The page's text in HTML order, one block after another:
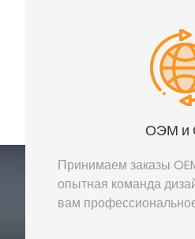
ОЭМ и
Принимаем заказы
опытная команда
вам